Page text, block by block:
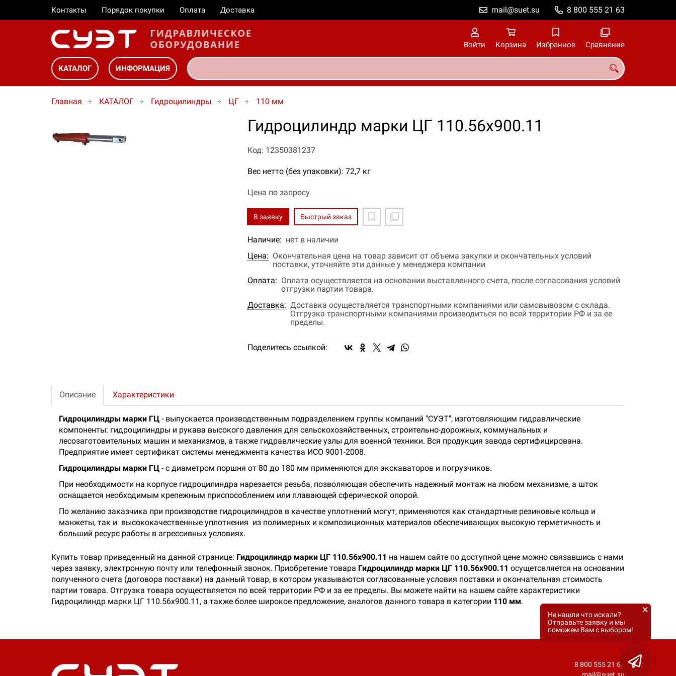
Контакты Порядок покупки Оплата Доставка 8 800 555 21 63
mail@suet.su
Войти Корзина Избранное Сравнение
КАТАЛОГ ИНФОРМАЦИЯ
Главная КАТАЛОГ Гидроцилиндры ЦГ 110 мм
Гидроцилиндр марки ЦГ 110.56х900.11
Код: 12350381237
Вес нетто (без упаковки): 72,7 кг
Цена по запросу
В заявку Быстрый заказ
Наличие: нет в наличии
Цена: Окончательная цена на товар зависит от объема закупки и окончательных условий
поставки, уточняйте эти данные у менеджера компании
Оплата: Оплата осуществляется на основании выставленного счета, после согласования условий
отгрузки партии товара.
Доставка: Доставка осуществляется транспортными компаниями или самовывозом с склада.
Отгрузка транспортными компаниями производиться по всей территории РФ и за ее
пределы.
Поделитесь ссылкой:
Описание Характеристики
Гидроцилиндры марки ГЦ - выпускается производственным подразделением группы компаний "СУЭТ", изготовляющим гидравлические
компоненты: гидроцилиндры и рукава высокого давления для сельскохозяйственных, строительно-дорожных, коммунальных и
лесозаготовительных машин и механизмов, а также гидравлические узлы для военной техники. Вся продукция завода сертифицирована.
Предприятие имеет сертификат системы менеджмента качества ИСО 9001-2008.
Гидроцилиндры марки ГЦ - с диаметром поршня от 80 до 180 мм применяются для экскаваторов и погрузчиков.
При необходимости на корпусе гидроцилиндра нарезается резьба, позволяющая обеспечить надежный монтаж на любом механизме, а шток
оснащается необходимым крепежным приспособлением или плавающей сферической опорой.
По желанию заказчика при производстве гидроцилиндров в качестве уплотнений могут, применяются как стандартные резиновые кольца и
манжеты, так и высококачественные уплотнения из полимерных и композиционных материалов обеспечивающих высокую герметичность и
больший ресурс работы в агрессивных условиях.
Купить товар приведенный на данной странице: Гидроцилиндр марки ЦГ 110.56х900.11 на нашем сайте по доступной цене можно связавшись с нами
через заявку, электронную почту или телефонный звонок. Приобретение товара Гидроцилиндр марки ЦГ 110.56х900.11 осущетсвляется на основании
полученного счета (договора поставки) на данный товар, в котором указываются согласованные условия поставки и окончательная стоимость
партии товара. Отгрузка товара осуществляется по всей территории РФ и за ее пределы. Вы можете найти на нашем сайте характеристики
Гидроцилиндр марки ЦГ 110.56х900.11, а также более широкое предложение, аналогов данного товара в категории 110 мм.
8 800 555 21 63
Не нашли что искали?
Отправьте заявку и мы
поможем Вам с выбором!
×